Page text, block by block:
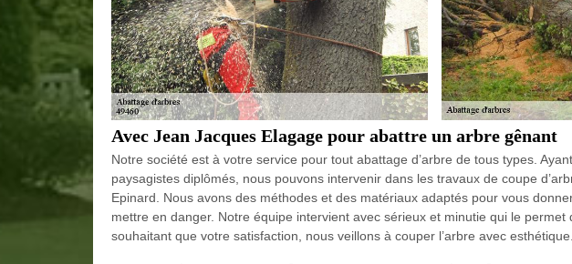
Avec Jean Jacques Elagage pour abattre un arbre gênant
Notre société est à votre service pour tout abattage d’arbre de tous types.
paysagistes diplômés, nous pouvons intervenir dans les travaux de coupe
Epinard. Nous avons des méthodes et des matériaux adaptés pour vous
mettre en danger. Notre équipe intervient avec sérieux et minutie qui le
souhaitant que votre satisfaction, nous veillons à couper l’arbre avec esthétique.